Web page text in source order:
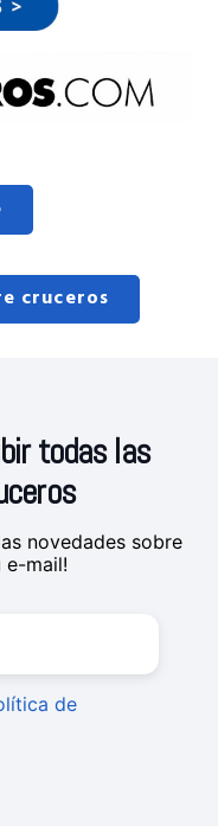
cruceros
todas las
novedades sobre
e-mail!
de